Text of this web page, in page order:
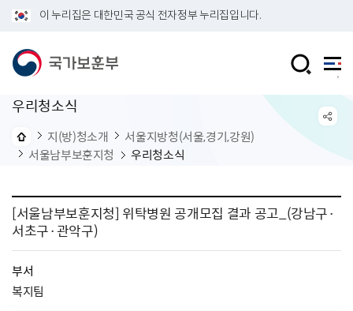
이 누리집은 대한민국 공식 전자정부 누리집입니다.
우리청소식
지(방)청소개
서울지방청(서울,경기,강원)
서울남부보훈지청
우리청소식
[서울남부보훈지청] 위탁병원 공개모집 결과 공고_(강남구·
서초구·관악구)
부서
복지팀